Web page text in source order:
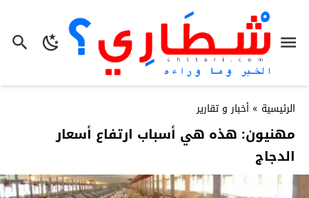
الرئيسية » أخبار و تقارير
مهنيون: هذه هي أسباب ارتفاع أسعار
الدجاج